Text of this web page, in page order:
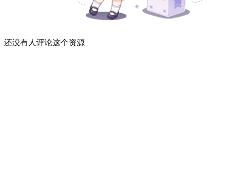
还没有人评论这个资源